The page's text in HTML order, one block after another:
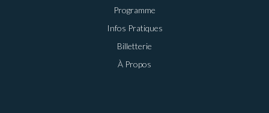
Programme
Infos Pratiques
Billetterie
À Propos